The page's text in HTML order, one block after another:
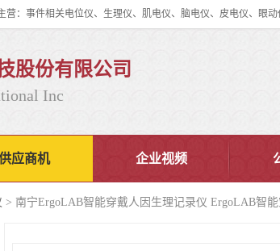
股份有限公司
Inc
应商机 企业视频
> 南宁ErgoLAB智能穿戴人因生理记录仪 ErgoLAB智